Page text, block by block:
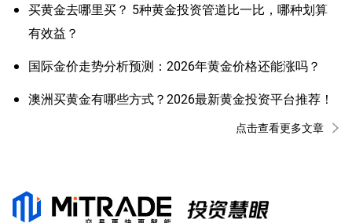
买黄金去哪里买？ 5种黄金投资管道比一比，哪种划算
有效益？
国际金价走势分析预测：2026年黄金价格还能涨吗？
澳洲买黄金有哪些方式？2026最新黄金投资平台推荐！
点击查看更多文章